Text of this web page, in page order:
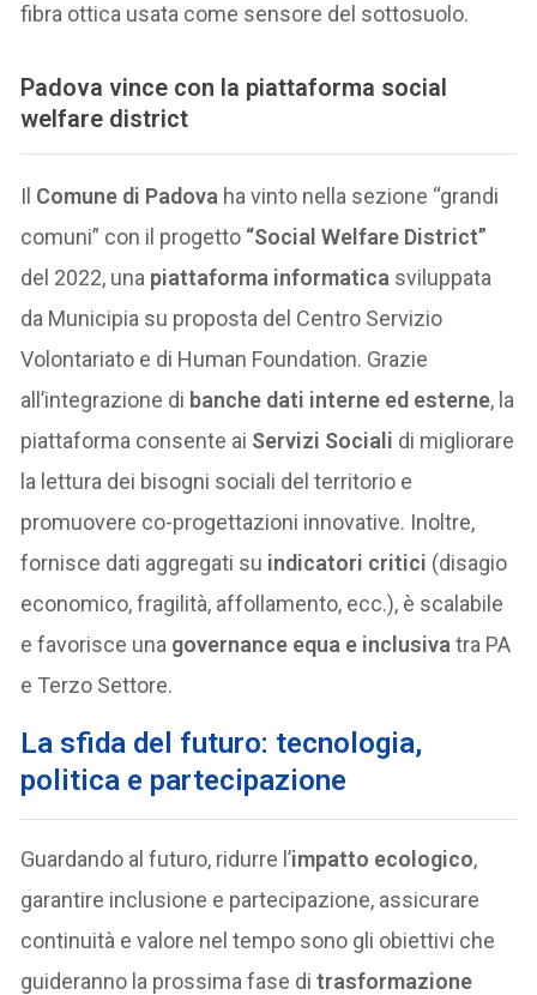
fibra ottica usata come sensore del sottosuolo.
Padova vince con la piattaforma social
welfare district
Il Comune di Padova ha vinto nella sezione “grandi
comuni” con il progetto “Social Welfare District”
del 2022, una piattaforma informatica sviluppata
da Municipia su proposta del Centro Servizio
Volontariato e di Human Foundation. Grazie
all’integrazione di banche dati interne ed esterne, la
piattaforma consente ai Servizi Sociali di migliorare
la lettura dei bisogni sociali del territorio e
promuovere co-progettazioni innovative. Inoltre,
fornisce dati aggregati su indicatori critici (disagio
economico, fragilità, affollamento, ecc.), è scalabile
e favorisce una governance equa e inclusivatra PA
e Terzo Settore.
La sfida del futuro: tecnologia,
politica e partecipazione
Guardando al futuro, ridurre l’impatto ecologico,
garantire inclusione e partecipazione, assicurare
continuità e valore nel tempo sono gli obiettivi che
guideranno la prossima fase ditrasformazione